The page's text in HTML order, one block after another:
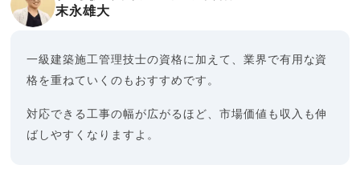
末永雄大
一級建築施工管理技士の資格に加えて、業界で有用な資
格を重ねていくのもおすすめです。
対応できる工事の幅が広がるほど、市場価値も収入も伸
ばしやすくなりますよ。